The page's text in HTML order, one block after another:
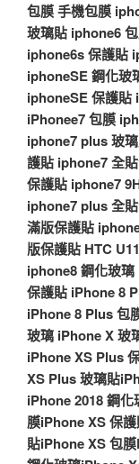
包膜手機包膜
玻璃貼 iphone6
iphone6s 保護貼
iphoneSE 鋼化玻
iphoneSE 保護貼
iPhonee7 包膜
iphone7 plus 玻
護貼 iphone7 全
保護貼 iphone7
iphone7 plus 全
滿版保護貼
版保護貼 HTC
iphone8 鋼化玻璃
保護貼 iPhone 8
iPhone 8 Plus 包
玻璃 iPhone X 玻
iPhone XS Plus
XS Plus 玻璃貼
iPhone 2018 鋼化
膜iPhone XS 保
貼iPhone XS 包膜